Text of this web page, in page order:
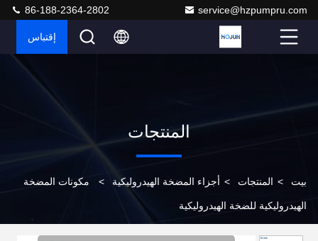
service@hzpumpru.com
86-188-2364-2802
إقتباس
المنتجات
بيت > المنتجات > أجزاء المضخة الهيدروليكية > مكونات المضخة
الهيدروليكية للضخة الهيدروليكية